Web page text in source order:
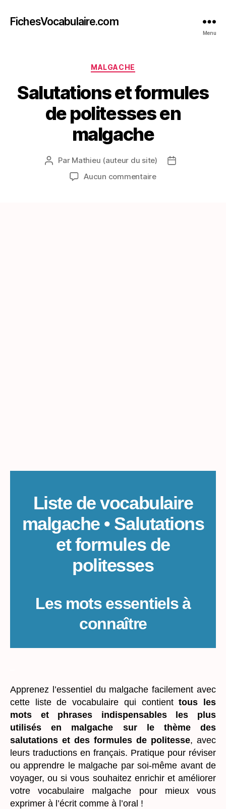
FichesVocabulaire.com
Menu
Catégories
MALGACHE
Salutations et formules
de politesses en
malgache
Auteur
l’article
Par Mathieu (auteur du site)
Date
Aucun commentairesur
Liste de vocabulaire
malgache • Salutations
et formules de
politesses
Les mots essentiels à
connaître
Apprenez l’essentiel du malgache facilement avec
cette liste de vocabulaire qui contienttous les
mots et phrases indispensables les plus
utilisés en malgache sur le thème des
salutations et des formules de politesse, avec
leurs traductions en français. Pratique pour réviser
ou apprendre le malgache par soi-même avant de
voyager, ou si vous souhaitez enrichir et améliorer
votre vocabulaire malgache pour mieux vous
exprimer à l’écrit comme à l’oral !